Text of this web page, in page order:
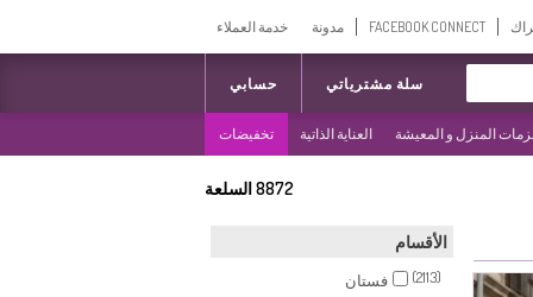
FACEBOOK CONNECT مدونة خدمة العملاء
حسابي سلة مشترياتي
المنزل و المعيشة العناية الذاتية تخفيضات
8872السلعة
الأقسام
فستان
(2113)